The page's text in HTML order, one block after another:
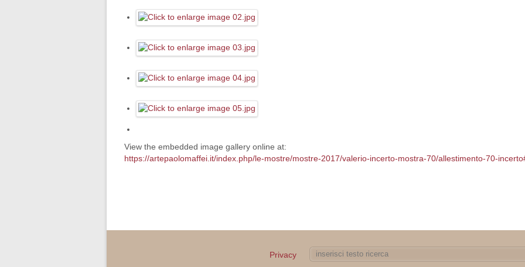
View the embedded image gallery online at:
https://artepaolomaffei.it/index.php/le-mostre/mostre-2017/valerio-incerto-mostra-70/allestimento-70-
Privacy